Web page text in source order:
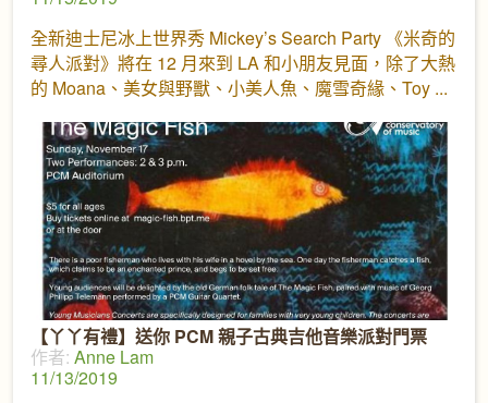
全新迪士尼冰上世界秀 Mickey’s Search Party 《米奇的
尋人派對》將在 12 月來到 LA 和小朋友見面，除了大熱
的 Moana、美女與野獸、小美人魚、魔雪奇緣、Toy
【丫丫有禮】送你 PCM 親子古典吉他音樂派對門票
作者: Anne Lam
11/13/2019